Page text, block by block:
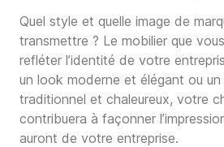
Quel style et quelle image de
transmettre ? Le mobilier que
refléter l’identité de votre
un look moderne et élégant ou un
traditionnel et chaleureux, votre
contribuera à façonner
auront de votre entreprise.